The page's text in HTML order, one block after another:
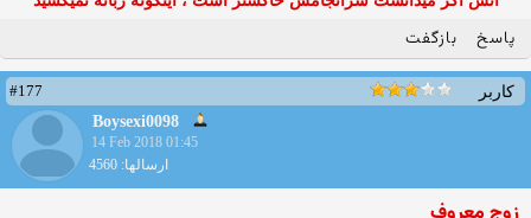
پاسخ بازگفت
کاربر
#177
Boysexi0098
14 Feb 2018 01:45
ارسالها: 4560